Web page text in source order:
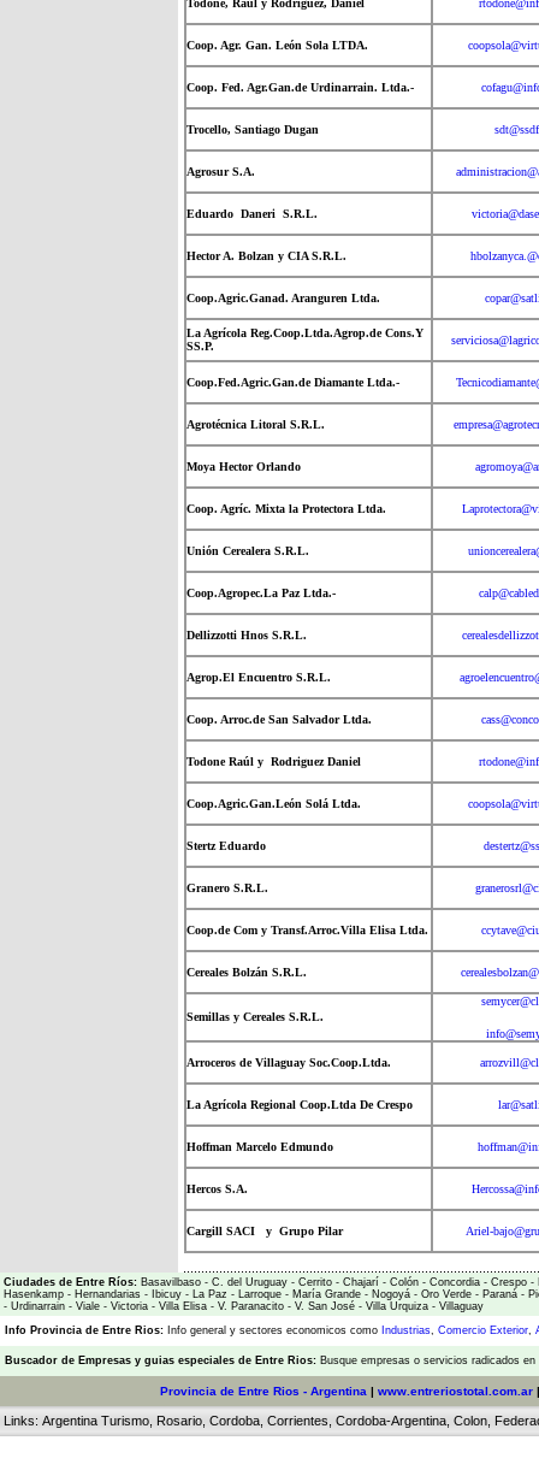
Todone, Raúl y Rodriguez, Daniel
Coop. Agr. Gan. León Sola LTDA.
Coop. Fed. Agr.Gan.de Urdinarrain. Ltda.-
Trocello, Santiago Dugan
Agrosur S.A.
Eduardo Daneri S.R.L.
Hector A. Bolzan y CIA S.R.L.
Coop.Agric.Ganad. Aranguren Ltda.
La Agrícola Reg.Coop.Ltda.Agrop.de Cons.Y
SS.P.
Coop.Fed.Agric.Gan.de Diamante Ltda.-
Agrotécnica Litoral S.R.L.
Moya Hector Orlando
Coop. Agríc. Mixta la Protectora Ltda.
Unión Cerealera S.R.L.
Coop.Agropec.La Paz Ltda.-
Dellizzotti Hnos S.R.L.
Agrop.El Encuentro S.R.L.
Coop. Arroc.de San Salvador Ltda.
Todone Raúl y Rodriguez Daniel
Coop.Agric.Gan.León Solá Ltda.
Stertz Eduardo
Granero S.R.L.
Coop.de Com y Transf.Arroc.Villa Elisa Ltda.
Cereales Bolzán S.R.L.
Semillas y Cereales S.R.L.
Arroceros de Villaguay Soc.Coop.Ltda.
La Agrícola Regional Coop.Ltda De Crespo
Hoffman Marcelo Edmundo
Hercos S.A.
Cargill SACI y Grupo Pilar Ariel-
Ciudades de Entre Ríos: Basavilbaso - C. del Uruguay - Cerrito - Chajarí - Colón - Concordia - Crespo -
Hasenkamp - Hernandarias - Ibicuy - La Paz - Larroque - María Grande - Nogoyá - Oro Verde - Paraná -
- Urdinarrain - Viale - Victoria - Villa Elisa - V. Paranacito - V. San José - Villa Urquiza - Villaguay
Info Provincia de Entre Rios: Info general y sectores economicos como Industrias, Comercio Exterior,
Buscador de Empresas y guias especiales de Entre Rios: Busque empresas o servicios radicados
Provincia de Entre Rios - Argentina | www.entreriostotal.com.ar
Links: Argentina Turismo Rosario Cordoba Corrientes Cordoba-Argentina Colon